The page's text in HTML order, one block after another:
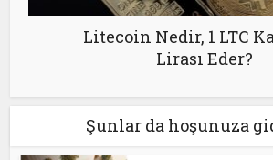
Litecoin Nedir, 1 LTC
Lirası Eder?
Şunlar da hoşunuza